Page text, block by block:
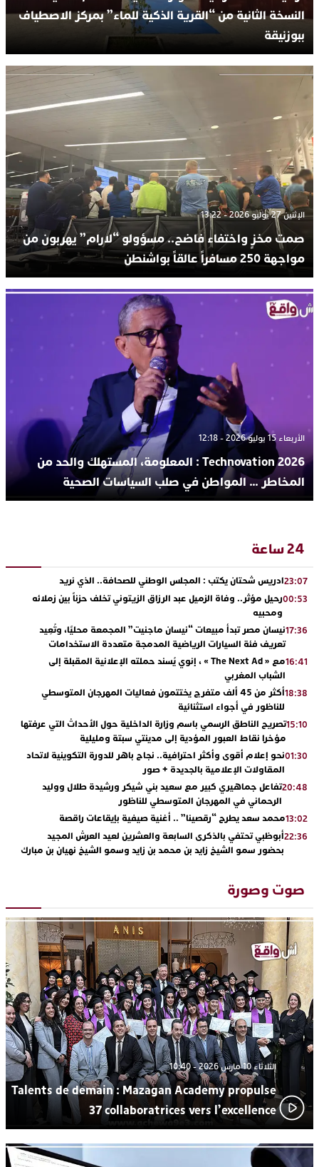
النسخة الثانية من “القرية الذكية للماء” بمركز الاصطياف
ببوزنيقة
الإثنين 27 يوليو 2026 - 13:22
صمت مخزٍ واختفاء فاضح.. مسؤولو “لارام” يهربون من
مواجهة 250 مسافراً عالقاً بواشنطن
الأربعاء 15 يوليو 2026 - 12:18
Technovation 2026 : المعلومة، المستهلك والحد من
المخاطر … المواطن في صلب السياسات الصحية
24 ساعة
23:07ادريس شحتان يكتب : المجلس الوطني للصحافة.. الذي نريد
00:53رحيل مؤثر.. وفاة الزميل عبد الرزاق الزيتوني تخلف حزناً بين زملائه
ومحبيه
17:36نيسان مصر تبدأ مبيعات “نيسان ماجنيت” المجمعة محليًا، وتُعِيد
تعريف فئة السيارات الرياضية المدمجة متعددة الاستخدامات
16:41
مع « The Next Ad » ، إنوي يُسند حملته الإعلانية المقبلة إلى
الشباب المغربي
18:38
أكثر من 45 ألف متفرج يختتمون فعاليات المهرجان المتوسطي
للناظور في أجواء استثنائية
15:10تصريح الناطق الرسمي باسم وزارة الداخلية حول الأحداث التي عرفتها
مؤخرا نقاط العبور المؤدية إلى مدينتي سبتة ومليلية
01:30نحو إعلام أقوى وأكثر احترافية.. نجاح باهر للدورة التكوينية لاتحاد
المقاولات الإعلامية بالجديدة + صور
20:48تفاعل جماهيري كبير مع سعيد بني شيكر ورشيدة طلال ووليد
الرحماني في المهرجان المتوسطي للناظور
13:02محمد سعد يطرح “رقصينا” .. أغنية صيفية بإيقاعات راقصة
22:36أبوظبي تحتفي بالذكرى السابعة والعشرين لعيد العرش المجيد
بحضور سمو الشيخ زايد بن محمد بن زايد وسمو الشيخ نهيان بن مبارك
“كوفرة فالغيس”
19:11يقظة أمنية تنهي كابوس الفتاة القاصر: كواليس مثيرة لعملية تحرير
17:27 اتحاد المقاولات الإعلامية يقود قاطرة التكوين بالجديدة ويستضيف
الإعلامي سعيد بلفقير في دورة استثنائية
23:18ترسيخا لثقافة ترشيد الموارد المائية.. اختتام فعاليات النسخة الثانية
من “القرية الذكية للماء” بمركز الاصطياف ببوزنيقة
صوت وصورة
الثلاثاء 10 مارس 2026 - 10:40
Talents de demain : Mazagan Academy propulse
37 collaboratrices vers l’excellence